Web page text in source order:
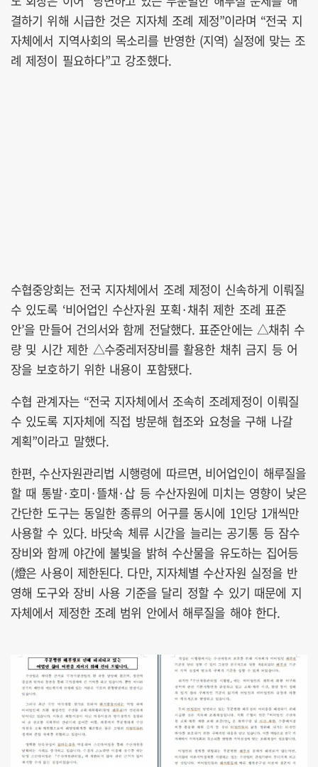
결하기 위해 시급한 것은 지자체 조례 제정”이라며 “전국 지
자체에서 지역사회의 목소리를 반영한 (지역) 실정에 맞는 조
례 제정이 필요하다”고 강조했다.
수협중앙회는 전국 지자체에서 조례 제정이 신속하게 이뤄질
수 있도록 ‘비어업인 수산자원 포획·채취 제한 조례 표준
안’을 만들어 건의서와 함께 전달했다. 표준안에는 △채취 수
량 및 시간 제한 △수중레저장비를 활용한 채취 금지 등 어
장을 보호하기 위한 내용이 포함됐다.
수협 관계자는 “전국 지자체에서 조속히 조례제정이 이뤄질
수 있도록 지자체에 직접 방문해 협조와 요청을 구해 나갈
계획”이라고 말했다.
한편, 수산자원관리법 시행령에 따르면, 비어업인이 해루질을
할 때 통발·호미·뜰채·삽 등 수산자원에 미치는 영향이 낮은
간단한 도구는 동일한 종류의 어구를 동시에 1인당 1개씩만
사용할 수 있다. 바닷속 체류 시간을 늘리는 공기통 등 잠수
장비와 함께 야간에 불빛을 밝혀 수산물을 유도하는 집어등
(燈은 사용이 제한된다. 다만, 지자체별 수산자원 실정을 반
영해 도구와 장비 사용 기준을 달리 정할 수 있기 때문에 지
자체에서 제정한 조례 범위 안에서 해루질을 해야 한다.